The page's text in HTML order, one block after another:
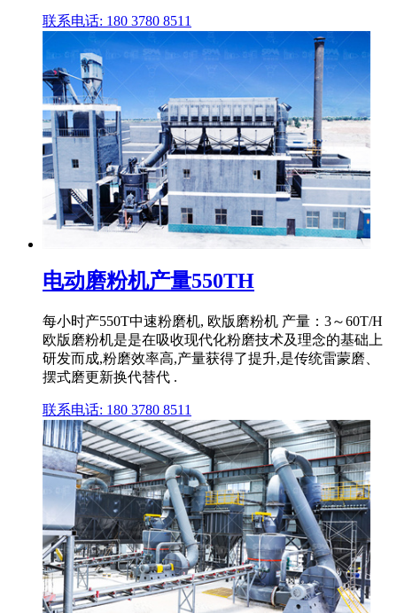
联系电话: 180 3780 8511
电动磨粉机产量550TH
每小时产550T中速粉磨机, 欧版磨粉机 产量：3～60T/H
欧版磨粉机是是在吸收现代化粉磨技术及理念的基础上
研发而成,粉磨效率高,产量获得了提升,是传统雷蒙磨、
摆式磨更新换代替代 .
联系电话: 180 3780 8511